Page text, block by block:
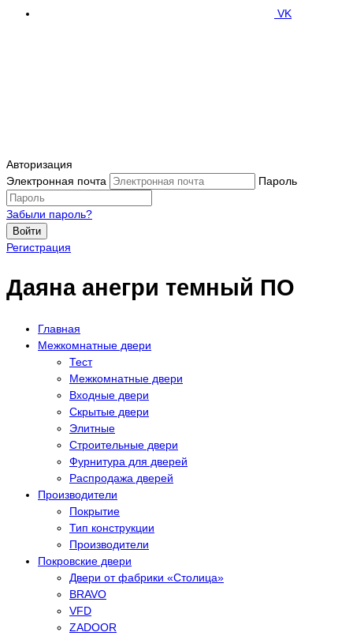
VK
Авторизация
Электронная почта
Пароль
Забыли пароль?
Войти
Регистрация
Даяна анегри темный ПО
Главная
Межкомнатные двери
Тест
Межкомнатные двери
Входные двери
Скрытые двери
Элитные
Строительные двери
Фурнитура для дверей
Распродажа дверей
Производители
Покрытие
Тип конструкции
Производители
Покровские двери
Двери от фабрики «Столица»
BRAVO
VFD
ZADOOR